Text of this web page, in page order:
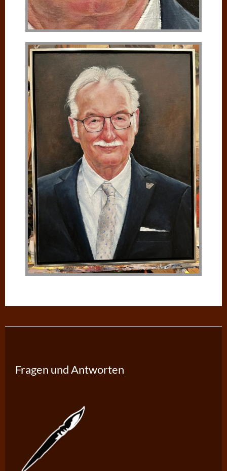
Fragen und Antworten